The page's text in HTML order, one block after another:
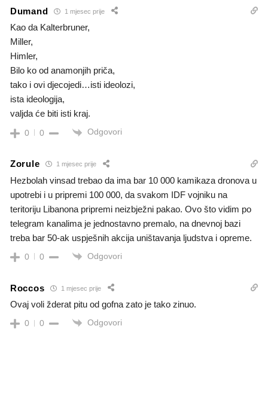
Dumand 1 mjesec prije
Kao da Kalterbruner,
Miller,
Himler,
Bilo ko od anamonjih priča,
tako i ovi djecojedi…isti ideolozi,
ista ideologija,
valjda će biti isti kraj.
0 0 Odgovori
Zorule 1 mjesec prije
Hezbolah vinsad trebao da ima bar 10 000 kamikaza dronova u
upotrebi i u pripremi 100 000, da svakom IDF vojniku na
teritoriju Libanona pripremi neizbježni pakao. Ovo što vidim po
telegram kanalima je jednostavno premalo, na dnevnoj bazi
treba bar 50-ak uspješnih akcija uništavanja ljudstva i opreme.
0 0 Odgovori
Roccos 1 mjesec prije
Ovaj voli žderat pitu od gofna zato je tako zinuo.
0 0 Odgovori